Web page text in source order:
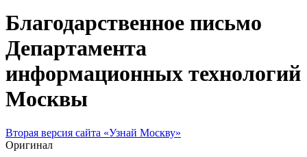
Благодарственное письмо
Департамента
информационных технологий
Москвы
Вторая версия сайта «Узнай Москву»
Оригинал